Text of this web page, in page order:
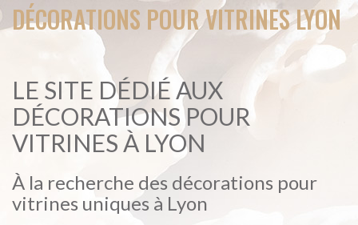
DÉCORATIONS POUR VITRINES LYON
LE SITE DÉDIÉ AUX
DÉCORATIONS POUR
VITRINES À LYON
À la recherche des décorations pour
vitrines uniques à Lyon